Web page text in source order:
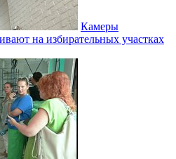
Камеры
на избирательных участках